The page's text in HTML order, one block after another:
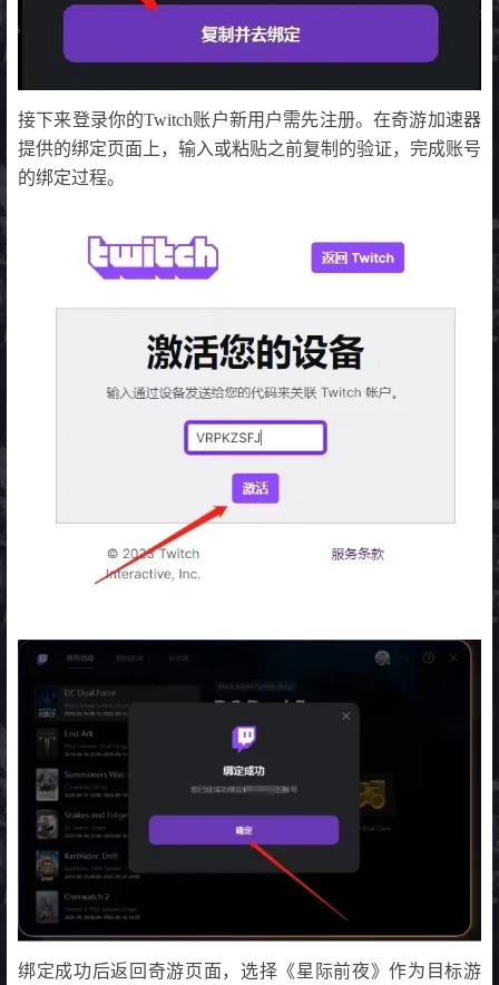
接下来登录你的Twitch账户新用户需先注册。在奇游加速器
提供的绑定页面上，输入或粘贴之前复制的验证，完成账号
的绑定过程。
绑定成功后返回奇游页面，选择《星际前夜》作为目标游